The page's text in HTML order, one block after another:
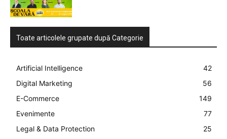
Toate articolele grupate după Categorie
Artificial Intelligence
42
Digital Marketing
56
E-Commerce
149
Evenimente
77
Legal & Data Protection
25